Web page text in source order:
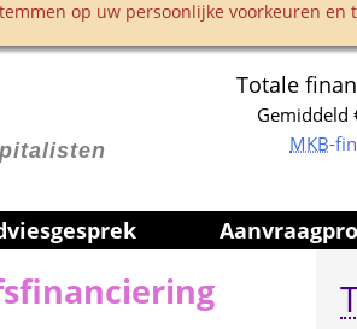
op uw persoonlijke voorkeuren
Totale
Gemiddeld
MKB-